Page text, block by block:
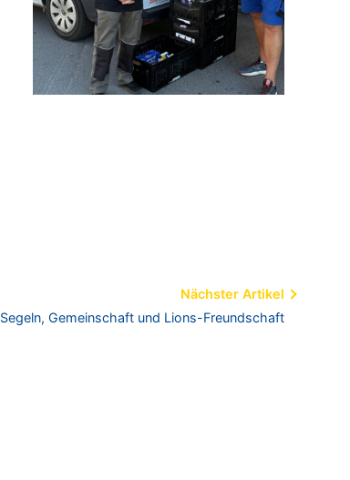
Nächster Artikel
Gemeinschaft und Lions-Freundschaft